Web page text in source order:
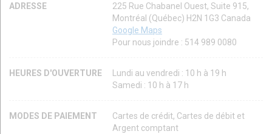
ADRESSE
225 Rue Chabanel Ouest, Suite 915,
Montréal (Québec) H2N 1G3 Canada
Google Maps
Pour nous joindre : 514 989 0080
HEURES D'OUVERTURE
Lundi au vendredi : 10 h à 19 h
Samedi : 10 h à 17 h
MODES DE PAIEMENT
Cartes de crédit, Cartes de débit et
Argent comptant